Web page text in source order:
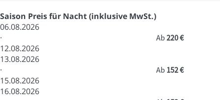
Saison Preis für Nacht (inklusive MwSt.)
06.08.2026
·
12.08.2026
Ab 220 €
13.08.2026
·
15.08.2026
Ab 152 €
16.08.2026